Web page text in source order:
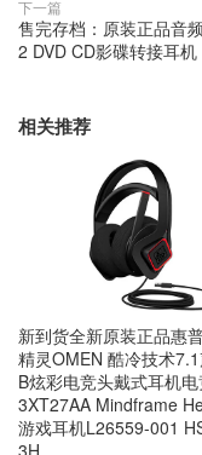
下一篇
售完存档：原装正品音
2 DVD CD影碟转接耳机
相关推荐
新到货全新原装正品惠
精灵OMEN 酷冷技术
B炫彩电竞头戴式耳机
3XT27AA Mindframe
游戏耳机L26559-001